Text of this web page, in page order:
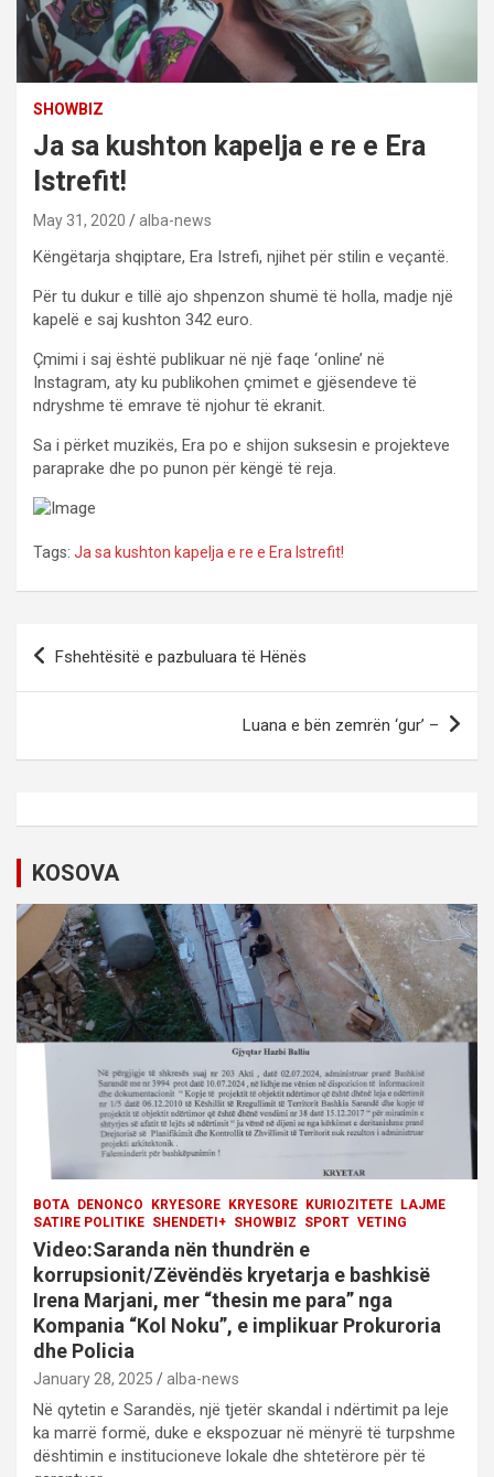
SHOWBIZ
Ja sa kushton kapelja e re e Era
Istrefit!
May 31, 2020 alba-news
Këngëtarja shqiptare, Era Istrefi, njihet për stilin e veçantë.
Për tu dukur e tillë ajo shpenzon shumë të holla, madje një
kapelë e saj kushton 342 euro.
Çmimi i saj është publikuar në një faqe ‘online’ në
Instagram, aty ku publikohen çmimet e gjësendeve të
ndryshme të emrave të njohur të ekranit.
Sa i përket muzikës, Era po e shijon suksesin e projekteve
paraprake dhe po punon për këngë të reja.
Tags: Ja sa kushton kapelja e re e Era Istrefit!
v
i
g
t
i
Fshehtësitë e pazbuluara të Hënës
Luana e bën zemrën ‘gur’ –
KOSOVA
BOTA DENONCO KRYESORE KRYESORE KURIOZITETE
LAJME
SATIRE POLITIKE SHENDETI+ SHOWBIZ SPORT VETING
Video:Saranda nën thundrën e
korrupsionit/Zëvëndës kryetarja e bashkisë
Irena Marjani, mer “thesin me para” nga
Kompania “Kol Noku”, e implikuar Prokuroria
dhe Policia
January 28, 2025 alba-news
Në qytetin e Sarandës, një tjetër skandal i ndërtimit pa leje
ka marrë formë, duke e ekspozuar në mënyrë të turpshme
dështimin e institucioneve lokale dhe shtetërore për të